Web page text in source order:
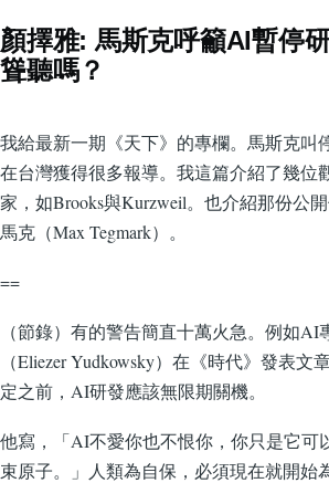
顏擇雅: 馬斯克呼籲AI暫停
聳聽嗎？
我給最新一期《天下》的專欄。馬斯克叫
在台灣獲得很多報導。我這篇介紹了幾位
家，如Brooks與Kurzweil。也介紹那份公
馬克（Max Tegmark）。
==
（節錄）有的警告簡直十萬火急。例如AI
（Eliezer Yudkowsky）在《時代》發表文
定之前，AI研發應該無限期關機。
他寫，「AI不愛你也不恨你，你只是它可
束原子。」人類為自保，必須現在就開始